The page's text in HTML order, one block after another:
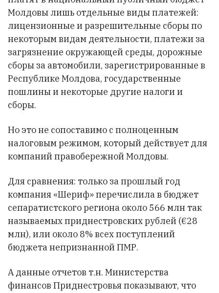
Молдовы лишь отдельные виды платежей:
лицензионные и разрешительные сборы по
некоторым видам деятельности, платежи за
загрязнение окружающей среды, дорожные
сборы за автомобили, зарегистрированные в
Республике Молдова, государственные
пошлины и некоторые другие налоги и
сборы.
Но это не сопоставимо с полноценным
налоговым режимом, который действует для
компаний правобережной Молдовы.
Для сравнения: только за прошлый год
компания «Шериф» перечислила в бюджет
сепаратистского региона около 566 млн так
называемых приднестровских рублей (€28
млн), или около 8% всех поступлений
бюджета непризнанной ПМР.
А данные отчетов т.н. Министерства
финансов Приднестровья показывают, что